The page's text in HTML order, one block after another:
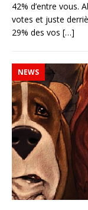
42% d’entre vous.
votes et juste
29% des vos […]
NEWS